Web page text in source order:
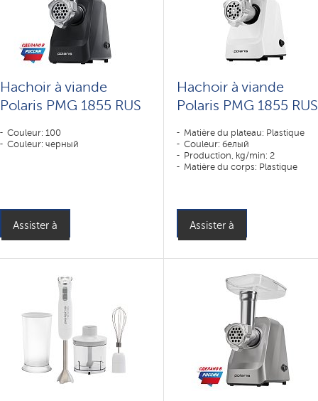
Hachoir à viande
Polaris PMG 1855 RUS
Couleur: 100
Couleur: черный
Assister à
Hachoir à viande
Polaris PMG 1855 RUS
Matière du plateau: Plastique
Couleur: белый
Production, kg/min: 2
Matière du corps: Plastique
Assister à